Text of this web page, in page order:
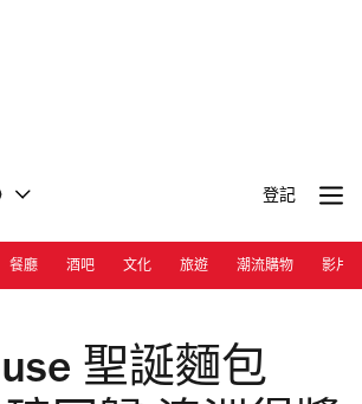
登記
餐廳 酒吧 文化 旅遊 潮流購物 影片
聖誕麵包